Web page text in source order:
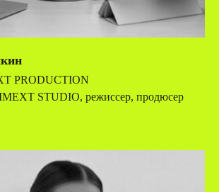
PRODUCTION
STUDIO, режиссер, продюсер